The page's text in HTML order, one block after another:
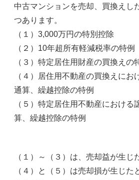
中古マンションを売却、買換えし
つあります。
（１）3,000万円の特別控除
（２）10年超所有軽減税率の特例
（３）特定居住用財産の買換えの
（４）居住用不動産の買換えにお
通算、繰越控除の特例
（５）特定居住用不動産における
算、繰越控除の特例
（１）～（３）は、売却益が生じ
（４）と（５）は売却損が生じた